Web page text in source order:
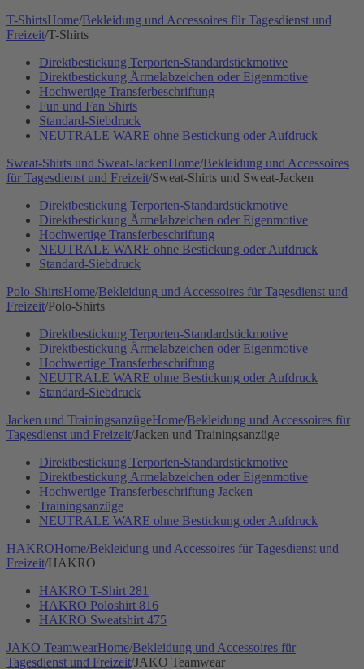
T-ShirtsHome/Bekleidung und Accessoires für Tagesdienst und
Freizeit/T-Shirts
Direktbestickung Terporten-Standardstickmotive
Direktbestickung Ärmelabzeichen oder Eigenmotive
Hochwertige Transferbeschriftung
Fun und Fan Shirts
Standard-Siebdruck
NEUTRALE WARE ohne Bestickung oder Aufdruck
Sweat-Shirts und Sweat-JackenHome/Bekleidung und Accessoires
für Tagesdienst und Freizeit/Sweat-Shirts und Sweat-Jacken
Direktbestickung Terporten-Standardstickmotive
Direktbestickung Ärmelabzeichen oder Eigenmotive
Hochwertige Transferbeschriftung
NEUTRALE WARE ohne Bestickung oder Aufdruck
Standard-Siebdruck
Polo-ShirtsHome/Bekleidung und Accessoires für Tagesdienst und
Freizeit/Polo-Shirts
Direktbestickung Terporten-Standardstickmotive
Direktbestickung Ärmelabzeichen oder Eigenmotive
Hochwertige Transferbeschriftung
NEUTRALE WARE ohne Bestickung oder Aufdruck
Standard-Siebdruck
Jacken und TrainingsanzügeHome/Bekleidung und Accessoires für
Tagesdienst und Freizeit/Jacken und Trainingsanzüge
Direktbestickung Terporten-Standardstickmotive
Direktbestickung Ärmelabzeichen oder Eigenmotive
Hochwertige Transferbeschriftung Jacken
Trainingsanzüge
NEUTRALE WARE ohne Bestickung oder Aufdruck
HAKROHome/Bekleidung und Accessoires für Tagesdienst und
Freizeit/HAKRO
HAKRO T-Shirt 281
HAKRO Poloshirt 816
HAKRO Sweatshirt 475
JAKO TeamwearHome/Bekleidung und Accessoires für
Tagesdienst und Freizeit/JAKO Teamwear